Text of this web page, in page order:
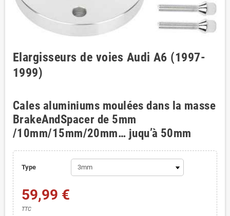
Elargisseurs de voies Audi A6 (1997-
1999)
Cales aluminiums moulées dans la masse
BrakeAndSpacer de 5mm
/10mm/15mm/20mm… juqu’à 50mm
Type
59,99 €
TTC